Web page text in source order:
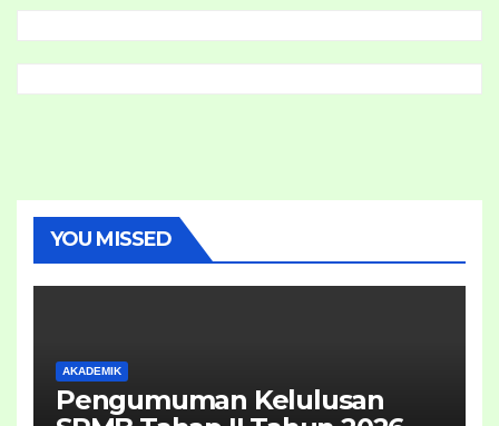
YOU MISSED
AKADEMIK
Pengumuman Kelulusan